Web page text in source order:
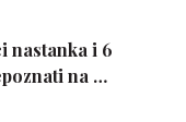
nastanka i 6
na …